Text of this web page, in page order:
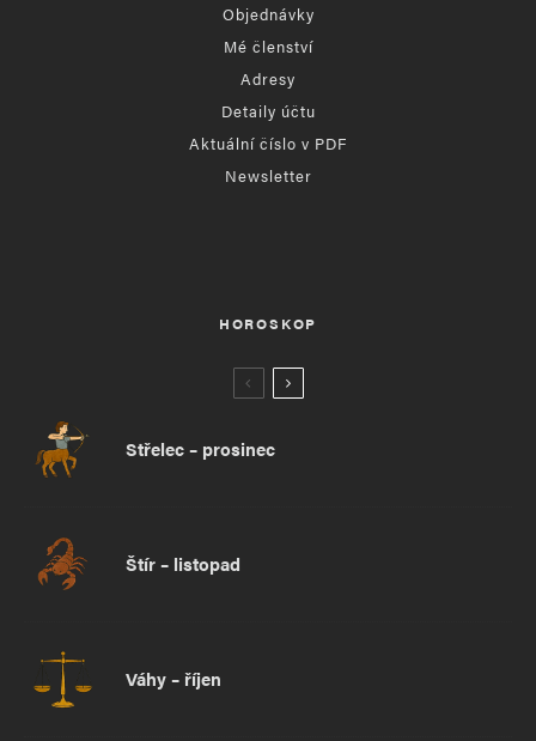
Objednávky
Mé členství
Adresy
Detaily účtu
Aktuální číslo v PDF
Newsletter
HOROSKOP
Střelec – prosinec
Štír – listopad
Váhy – říjen